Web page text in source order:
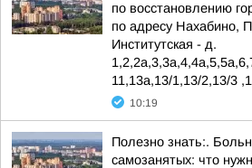
по восстановлению
по адресу Нахабино,
Институтская - д.
11,13а,13/1,13/2,13/3
10:19
Полезно знать:.
самозанятых: что